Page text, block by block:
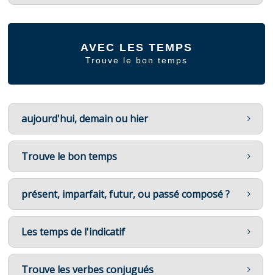
AVEC LES TEMPS
Trouve le bon temps
aujourd'hui, demain ou hier
Trouve le bon temps
présent, imparfait, futur, ou passé composé ?
Les temps de l'indicatif
Trouve les verbes conjugués